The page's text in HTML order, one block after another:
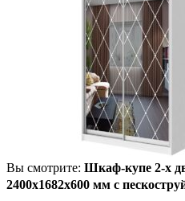
Вы смотрите: Шкаф-купе 2-х
2400x1682x600 мм с